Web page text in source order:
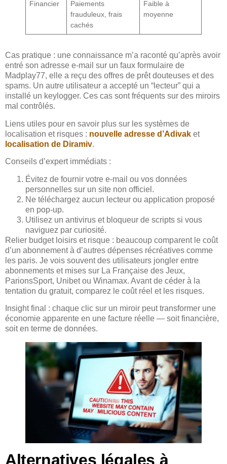
Financier
Paiements
frauduleux, frais
cachés
Faible à
moyenne
Cas pratique : une connaissance m’a raconté qu’après avoir
entré son adresse e-mail sur un faux formulaire de
Madplay77, elle a reçu des offres de prêt douteuses et des
spams. Un autre utilisateur a accepté un “lecteur” qui a
installé un keylogger. Ces cas sont fréquents sur des miroirs
mal contrôlés.
Liens utiles pour en savoir plus sur les systèmes de
localisation et risques : nouvelle adresse d’Adivak et
localisation de Diramiv.
Conseils d’expert immédiats :
Évitez de fournir votre e-mail ou vos données
personnelles sur un site non officiel.
Ne téléchargez aucun lecteur ou application proposé
en pop-up.
Utilisez un antivirus et bloqueur de scripts si vous
naviguez par curiosité.
Relier budget loisirs et risque : beaucoup comparent le coût
d’un abonnement à d’autres dépenses récréatives comme
les paris. Je vois souvent des utilisateurs jongler entre
abonnements et mises sur La Française des Jeux,
ParionsSport, Unibet ou Winamax. Avant de céder à la
tentation du gratuit, comparez le coût réel et les risques.
Insight final : chaque clic sur un miroir peut transformer une
économie apparente en une facture réelle — soit financière,
soit en terme de données.
Alternatives légales à